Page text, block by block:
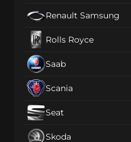
Renault Samsung
Rolls Royce
Saab
Scania
Seat
Skoda